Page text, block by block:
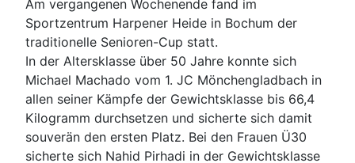
Am vergangenen Wochenende fand im
Sportzentrum Harpener Heide in Bochum der
traditionelle Senioren-Cup statt.
In der Altersklasse über 50 Jahre konnte sich
Michael Machado vom 1. JC Mönchengladbach in
allen seiner Kämpfe der Gewichtsklasse bis 66,4
Kilogramm durchsetzen und sicherte sich damit
souverän den ersten Platz. Bei den Frauen Ü30
sicherte sich Nahid Pirhadi in der Gewichtsklasse